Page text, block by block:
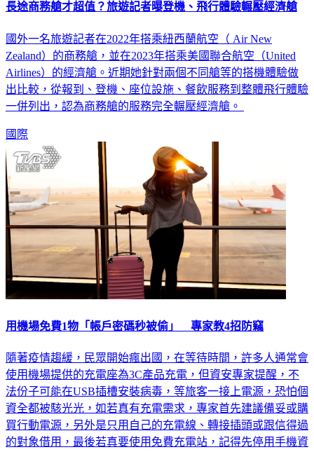
長途商務艙才超值？旅遊記者曝登機、飛行體驗輾壓經濟艙
國外一名旅遊記者在2022年搭乘紐西蘭航空（ Air New
Zealand）的商務艙，並在2023年搭乘美國聯合航空（United
Airlines）的經濟艙。近期她針對兩個不同艙等的搭機體驗做
出比較，從報到、登機、座位設施、餐飲服務到整體飛行體驗
一併列出，認為商務艙的服務完全輾壓經濟艙。
國際
用機場免費1物「帳戶密碼秒被偷」 專家教4招防竊
隨著疫情趨緩，民眾開始瘋出國，在等待時間，許多人通常會
使用機場提供的充電座為3C產品充電，但資安專家提醒，不
法份子可能在USB插槽安裝病毒，等旅客一接上電源，恐怕個
資全都被駭光光，如若真有充電需求，專家首先建議備妥或購
買行動電源，另外是只用自己的充電線、轉接插頭或跟信得過
的對象借用，最後若真要使用免費充電站，記得先停用手機資